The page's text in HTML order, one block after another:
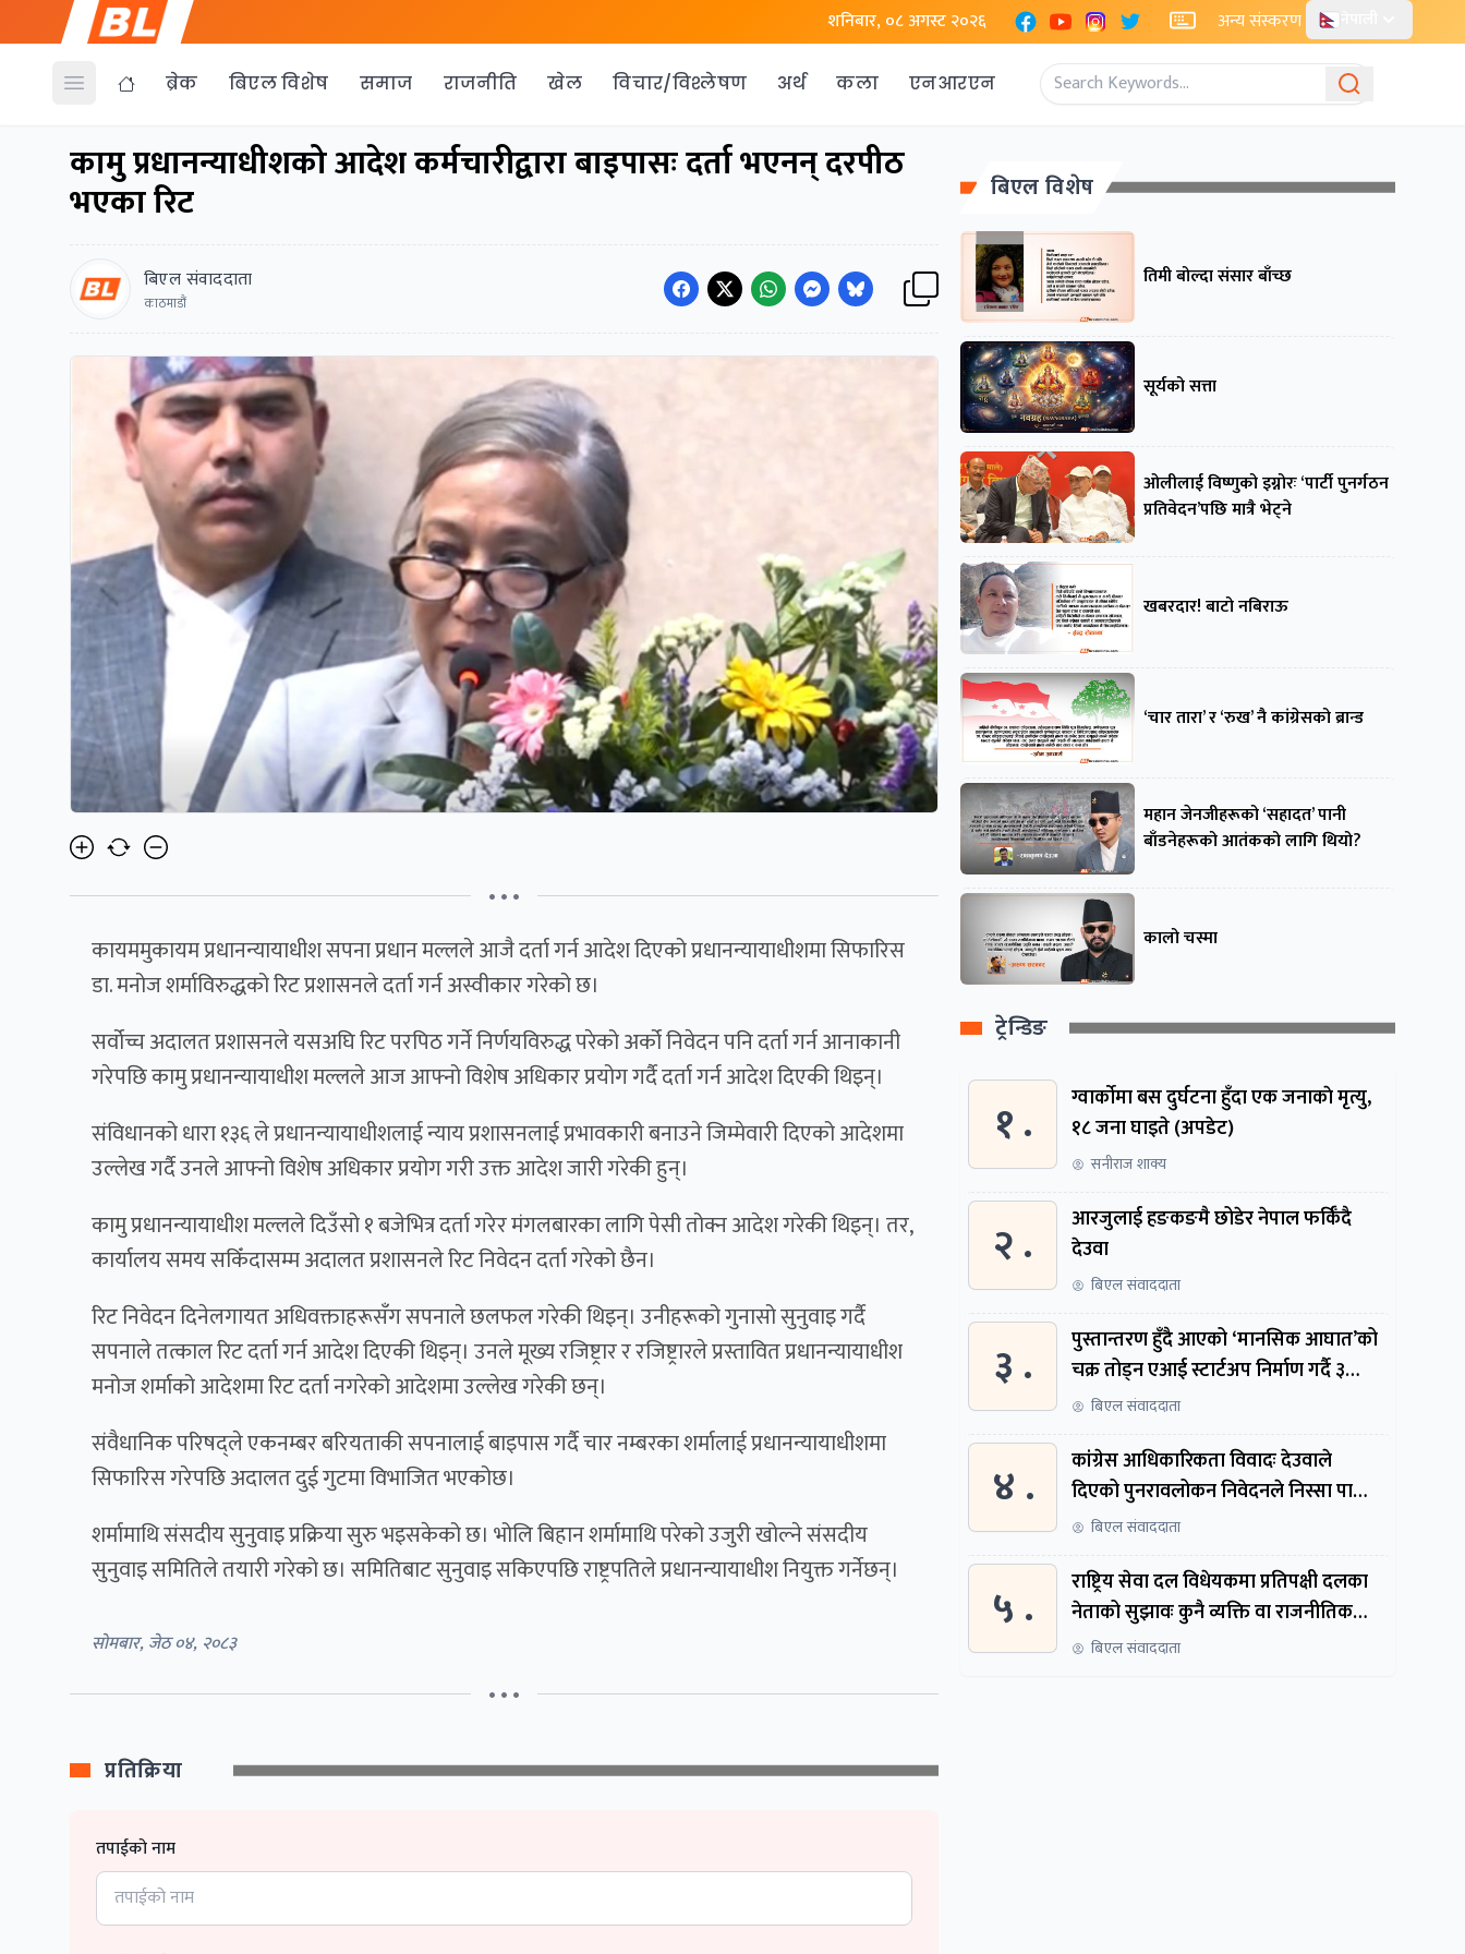
शनिबार, ०८ अगस्ट २०२६ FacebookYouTubeInstagram
X अन्य संस्करण
Open menu ब्रेक बिएल विशेष समाज राजनीति खेल विचार/विश्लेषण अर्थ कला एनआरएन
कामु प्रधानन्याधीशको आदेश कर्मचारीद्वारा बाइपासः दर्ता भएनन् दरपीठ
भएका रिट
बिएल संवाददाता
काठमाडौं
• • •
कायममुकायम प्रधानन्यायाधीश सपना प्रधान मल्लले आजै दर्ता गर्न आदेश दिएको प्रधानन्यायाधीशमा सिफारिस
डा. मनोज शर्माविरुद्धको रिट प्रशासनले दर्ता गर्न अस्वीकार गरेको छ।
सर्वोच्च अदालत प्रशासनले यसअघि रिट परपिठ गर्ने निर्णयविरुद्ध परेको अर्को निवेदन पनि दर्ता गर्न आनाकानी
गरेपछि कामु प्रधानन्यायाधीश मल्लले आज आफ्नो विशेष अधिकार प्रयोग गर्दै दर्ता गर्न आदेश दिएकी थिइन्।
संविधानको धारा १३६ ले प्रधानन्यायाधीशलाई न्याय प्रशासनलाई प्रभावकारी बनाउने जिम्मेवारी दिएको आदेशमा
उल्लेख गर्दै उनले आफ्नो विशेष अधिकार प्रयोग गरी उक्त आदेश जारी गरेकी हुन्।
कामु प्रधानन्यायाधीश मल्लले दिउँसो १ बजेभित्र दर्ता गरेर मंगलबारका लागि पेसी तोक्न आदेश गरेकी थिइन्। तर,
कार्यालय समय सकिँदासम्म अदालत प्रशासनले रिट निवेदन दर्ता गरेको छैन।
रिट निवेदन दिनेलगायत अधिवक्ताहरूसँग सपनाले छलफल गरेकी थिइन्। उनीहरूको गुनासो सुनुवाइ गर्दै
सपनाले तत्काल रिट दर्ता गर्न आदेश दिएकी थिइन्। उनले मूख्य रजिष्ट्रार र रजिष्ट्रारले प्रस्तावित प्रधानन्यायाधीश
मनोज शर्माको आदेशमा रिट दर्ता नगरेको आदेशमा उल्लेख गरेकी छन्।
संवैधानिक परिषद्‍ले एकनम्बर बरियताकी सपनालाई बाइपास गर्दै चार नम्बरका शर्मालाई प्रधानन्यायाधीशमा
सिफारिस गरेपछि अदालत दुई गुटमा विभाजित भएकोछ।
शर्मामाथि संसदीय सुनुवाइ प्रक्रिया सुरु भइसकेको छ। भोलि बिहान शर्मामाथि परेको उजुरी खोल्ने संसदीय
सुनुवाइ समितिले तयारी गरेको छ। समितिबाट सुनुवाइ सकिएपछि राष्ट्रपतिले प्रधानन्यायाधीश नियुक्त गर्नेछन्।
सोमबार, जेठ ०४, २०८३
• • •
प्रतिक्रिया
तपाईको नाम
बिएल विशेष
तिमी बोल्दा संसार बाँच्छ
सूर्यको सत्ता
ओलीलाई विष्णुको इग्नोरः ‘पार्टी पुनर्गठन
प्रतिवेदन’पछि मात्रै भेट्ने
खबरदार! बाटो नबिराऊ
‘चार तारा’ र ‘रुख’ नै कांग्रेसको ब्रान्ड
महान जेनजीहरूको ‘सहादत’ पानी
बाँडनेहरूको आतंकको लागि थियो?
कालो चस्मा
ट्रेन्डिङ
१ .
ग्वार्काेमा बस दुर्घटना हुँदा एक जनाकाे मृत्यु,
१८ जना घाइते (अपडेट)
सनीराज शाक्य
२ .
आरजुलाई हङकङमै छोडेर नेपाल फर्किँदै
देउवा
बिएल संवाददाता
३ .
पुस्तान्तरण हुँदै आएको ‘मानसिक आघात’को
चक्र तोड्न एआई स्टार्टअप निर्माण गर्दै ३
नेपाली
बिएल संवाददाता
४ .
कांग्रेस आधिकारिकता विवादः देउवाले
दिएको पुनरावलोकन निवेदनले निस्सा पायो,
फेरि सुरुदेखि सुनुवाइ हुने
बिएल संवाददाता
५ .
राष्ट्रिय सेवा दल विधेयकमा प्रतिपक्षी दलका
नेताको सुझावः कुनै व्यक्ति वा राजनीतिक
नेतृत्वबाट निर्देशित हुने संस्था नबनोस्
बिएल संवाददाता